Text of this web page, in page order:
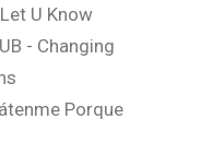
U Know
- Changing
Porque